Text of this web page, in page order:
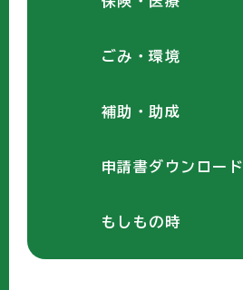
ごみ・環境
補助・助成
申請書ダウンロード
もしもの時